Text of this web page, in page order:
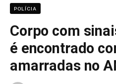
POLÍCIA
Corpo com
é encontrado
amarradas no